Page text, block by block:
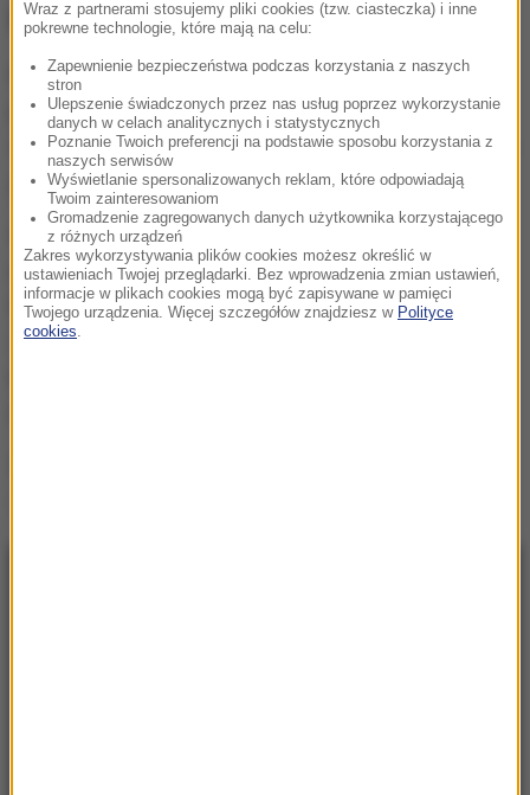
Polacy bez Stocha i Kubackiego
Reprezentacja Polski do weekendu w Zakopanem
przystępuje w osłabionym składzie. Kontuzji w
czasie treningu doznał Kamil Stoch, a Dawid Kubacki
jest zarażony koronawirusem.
W związku z tym w Zakopanem wystartuje 11
reprezentantów Polski: Piotr Żyła, Jakub Wolny,
Paweł Wąsek, Andrzej Stękała, Aleksander
Zniszczoł, Maciej Kot, Tomasz Pilch, Klemens
Wraz z partnerami stosujemy pliki cookies (tzw. ciasteczka) i inne
pokrewne technologie, które mają na celu:
Zapewnienie bezpieczeństwa podczas korzystania z naszych
stron
Ulepszenie świadczonych przez nas usług poprzez wykorzystanie
danych w celach analitycznych i statystycznych
Poznanie Twoich preferencji na podstawie sposobu korzystania z
naszych serwisów
Wyświetlanie spersonalizowanych reklam, które odpowiadają
Twoim zainteresowaniom
Gromadzenie zagregowanych danych użytkownika korzystającego
z różnych urządzeń
Zakres wykorzystywania plików cookies możesz określić w
ustawieniach Twojej przeglądarki. Bez wprowadzenia zmian ustawień,
informacje w plikach cookies mogą być zapisywane w pamięci
Twojego urządzenia. Więcej szczegółów znajdziesz w Polityce
cookies.